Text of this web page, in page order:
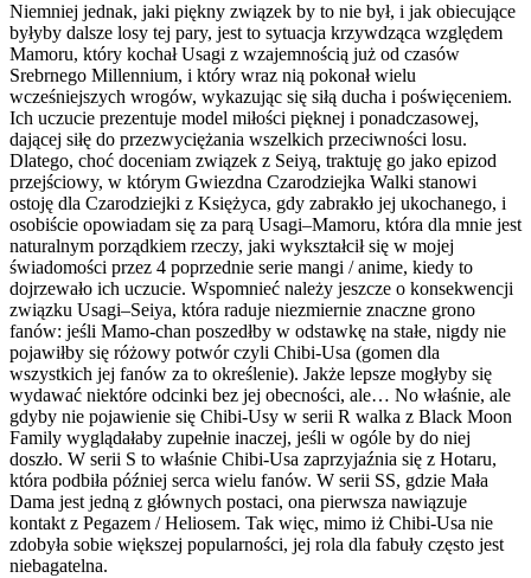
Niemniej jednak, jaki piękny związek by to nie był, i jak obiecujące
byłyby dalsze losy tej pary, jest to sytuacja krzywdząca względem
Mamoru, który kochał Usagi z wzajemnością już od czasów
Srebrnego Millennium, i który wraz nią pokonał wielu
wcześniejszych wrogów, wykazując się siłą ducha i poświęceniem.
Ich uczucie prezentuje model miłości pięknej i ponadczasowej,
dającej siłę do przezwyciężania wszelkich przeciwności losu.
Dlatego, choć doceniam związek z Seiyą, traktuję go jako epizod
przejściowy, w którym Gwiezdna Czarodziejka Walki stanowi
ostoję dla Czarodziejki z Księżyca, gdy zabrakło jej ukochanego, i
osobiście opowiadam się za parą Usagi–Mamoru, która dla mnie jest
naturalnym porządkiem rzeczy, jaki wykształcił się w mojej
świadomości przez 4 poprzednie serie mangi / anime, kiedy to
dojrzewało ich uczucie. Wspomnieć należy jeszcze o konsekwencji
związku Usagi–Seiya, która raduje niezmiernie znaczne grono
fanów: jeśli Mamo-chan poszedłby w odstawkę na stałe, nigdy nie
pojawiłby się różowy potwór czyli Chibi-Usa (gomen dla
wszystkich jej fanów za to określenie). Jakże lepsze mogłyby się
wydawać niektóre odcinki bez jej obecności, ale… No właśnie, ale
gdyby nie pojawienie się Chibi-Usy w serii R walka z Black Moon
Family wyglądałaby zupełnie inaczej, jeśli w ogóle by do niej
doszło. W serii S to właśnie Chibi-Usa zaprzyjaźnia się z Hotaru,
która podbiła później serca wielu fanów. W serii SS, gdzie Mała
Dama jest jedną z głównych postaci, ona pierwsza nawiązuje
kontakt z Pegazem / Heliosem. Tak więc, mimo iż Chibi-Usa nie
zdobyła sobie większej popularności, jej rola dla fabuły często jest
niebagatelna.